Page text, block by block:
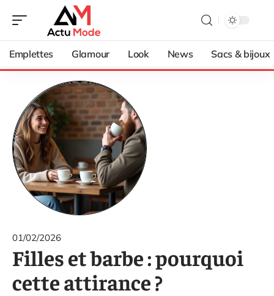
Emplettes Glamour Look News Sacs & bijoux
01/02/2026
Filles et barbe : pourquoi
cette attirance ?